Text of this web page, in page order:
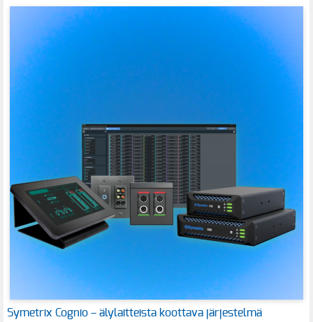
Symetrix Cognio – älylaitteista koottava järjestelmä